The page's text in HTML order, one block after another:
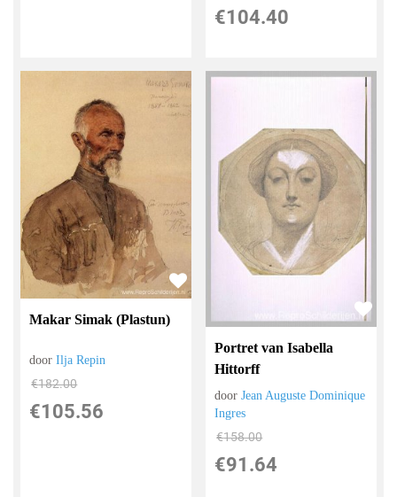
€104.40
Makar Simak (Plastun)
doorIlja Repin
€182.00
€105.56
Portret van Isabella
Hittorff
doorJean Auguste Dominique
Ingres
€158.00
€91.64